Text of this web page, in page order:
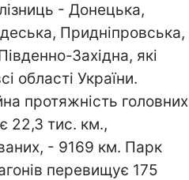
- Донецька,
Придніпровська,
Західна, які
області України.
протяжність головних
22,3 тис. км.,
- 9169 км. Парк
перевищує 175